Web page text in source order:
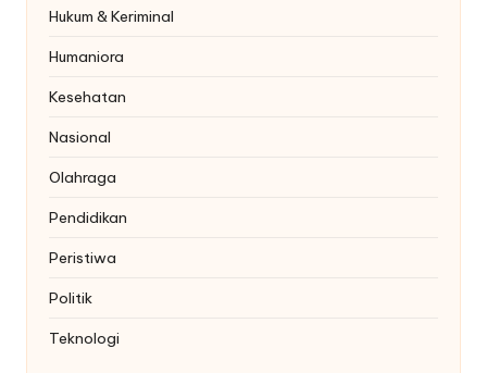
Hukum & Keriminal
Humaniora
Kesehatan
Nasional
Olahraga
Pendidikan
Peristiwa
Politik
Teknologi